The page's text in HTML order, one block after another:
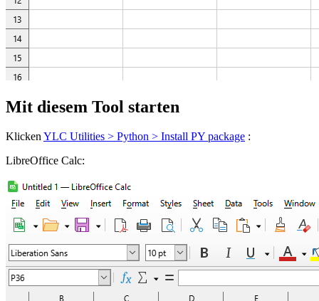
Mit diesem Tool starten
KlickenYLC Utilities > Python > Install PY package :
LibreOffice Calc: